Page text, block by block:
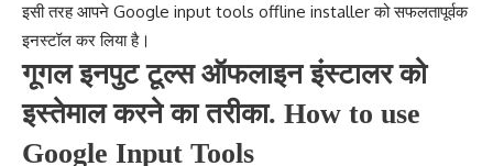
इसी तरह आपने Google input tools offline installer को सफलतापूर्वक
इनस्टॉल कर लिया है।
गूगल इनपुट टूल्स ऑफलाइन इंस्टालर को
इस्तेमाल करने का तरीका. How to use
Google Input Tools